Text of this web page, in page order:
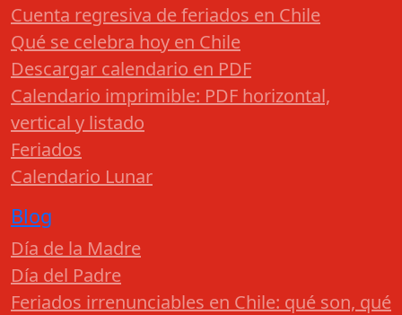
Cuenta regresiva de feriados en Chile
Qué se celebra hoy en Chile
Descargar calendario en PDF
Calendario imprimible: PDF horizontal,
vertical y listado
Feriados
Calendario Lunar
Blog
Día de la Madre
Día del Padre
Feriados irrenunciables en Chile: qué son, qué